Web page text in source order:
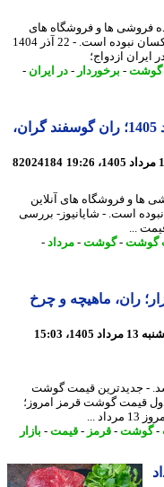
ها و فروشگاه های
آنلاین نشان می دهد در مردادماه روند قیمت ها یکسان نبوده است. - 22 آذر 1404
ازدواج؛
-برخوردار-در ایران -
قیمت گوشت در سه شنبه 13 مرداد 1405؛ ران گوسفند گران،
82024184
فروشگاه های آنلاین
است. - شایانیوز- بررسی
-گوشت-مرداد-
ماهیچه و چرخ
مرداد 1405 اعلام شد. - جدیدترین قیمت گوشت
قیمت گوشت قرمز امروز؛
-قرمز- قیمت-بازار